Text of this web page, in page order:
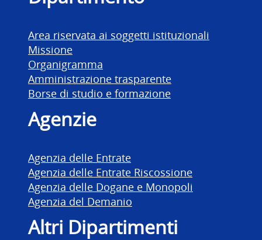
Area riservata ai soggetti istituzionali
Missione
Organigramma
Amministrazione trasparente
Borse di studio e formazione
Agenzie
Agenzia delle Entrate
Agenzia delle Entrate Riscossione
Agenzia delle Dogane e Monopoli
Agenzia del Demanio
Altri Dipartimenti